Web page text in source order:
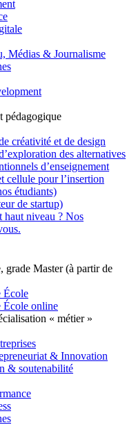
Médias & Journalisme
pédagogique
créativité et de design
des alternatives
d’enseignement
cellule pour l’insertion
étudiants)
de startup)
haut niveau ? Nos
grade Master (à partir de
École
École online
« métier »
& Innovation
& soutenabilité